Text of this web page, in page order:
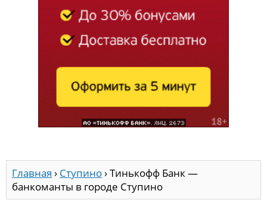
Главная › Ступино›Тинькофф Банк —
банкоманты в городе Ступино